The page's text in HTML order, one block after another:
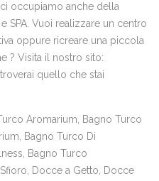
occupiamo anche della
SPA. Vuoi realizzare un centro
oppure ricreare una piccola
? Visita il nostro sito:
quello che stai
Aromarium, Bagno Turco
Bagno Turco Di
Bagno Turco
Docce a Getto, Docce